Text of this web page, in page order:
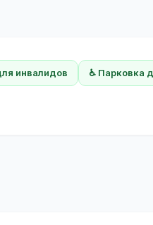
инвалидов ♿ Парковка